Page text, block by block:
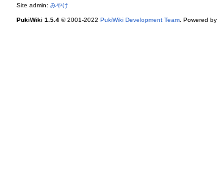
Site admin: みやけ
PukiWiki 1.5.4© 2001-2022 PukiWiki Development Team. Powered